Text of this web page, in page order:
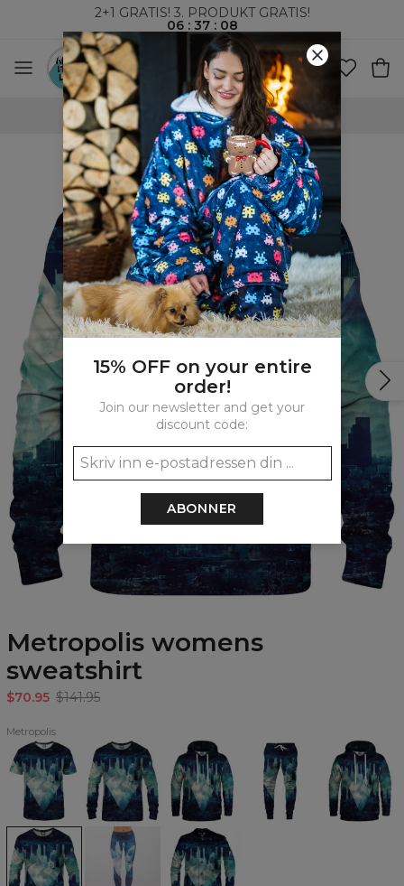
2+1 GRATIS! 3. PRODUKT GRATIS!
06 : 37 : 07
VERDENSOMSPENNENDE FRAKT
Metropolis womens
sweatshirt
$70.95 $141.95
Metropolis
Metropolis
T-
shirt
Metropolis
Sweatshirt
Metropolis
Hoodie
Metropolis
sweatpants
Metropolis
womens
hoodie
Metropolis
womens
sweatshirt
Metropolis
Leggings
Metropolis
baseball
jacket
15% OFF on your entire
order!
Join our newsletter and get your
discount code:
ABONNER